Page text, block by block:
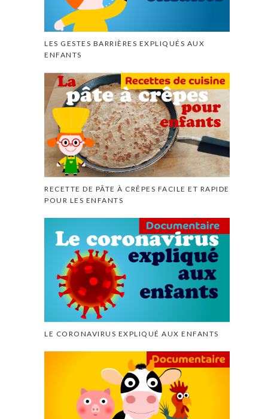
LES GESTES BARRIÈRES EXPLIQUÉS AUX
ENFANTS
RECETTE DE PÂTE À CRÊPES FACILE ET RAPIDE
POUR LES ENFANTS
LE CORONAVIRUS EXPLIQUÉ AUX ENFANTS